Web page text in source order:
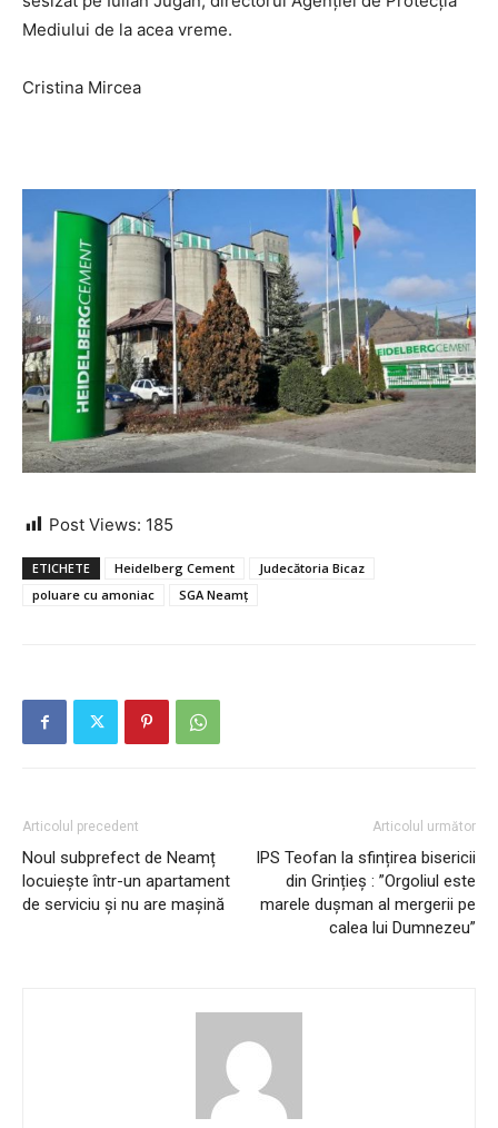
Mediului de la acea vreme.
Cristina Mircea
Post Views: 185
ETICHETE Heidelberg Cement
Judecătoria Bicaz
poluare cu amoniac
SGA Neamț
Articolul precedent
Noul subprefect de Neamț
locuiește într-un apartament
de serviciu și nu are mașină
Articolul următor
IPS Teofan la sfințirea bisericii
din Grințieș : ”Orgoliul este
marele dușman al mergerii pe
calea lui Dumnezeu”